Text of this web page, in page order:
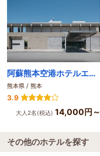
阿蘇熊本空港ホテルエミナース
熊本県 / 熊本
3.9
大人2名(税込) 14,000円～
その他のホテルを探す